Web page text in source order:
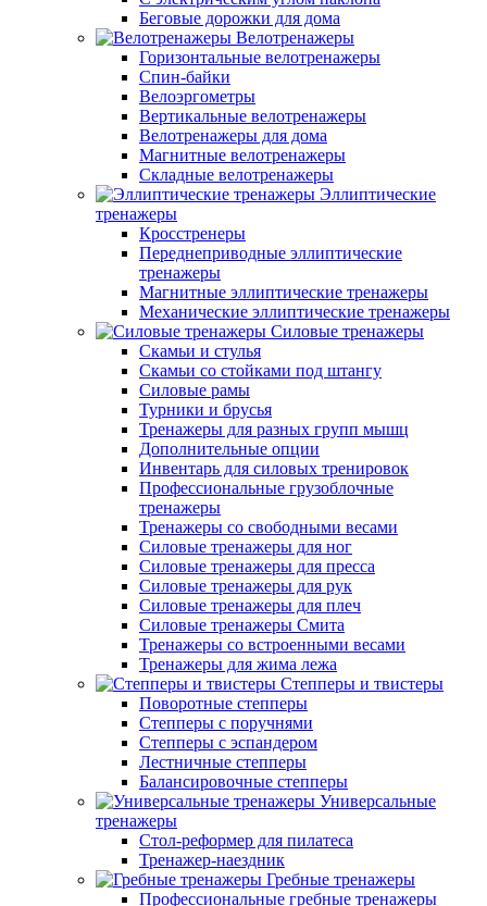
Беговые дорожки для дома
Велотренажеры
Горизонтальные велотренажеры
Спин-байки
Велоэргометры
Вертикальные велотренажеры
Велотренажеры для дома
Магнитные велотренажеры
Складные велотренажеры
Эллиптические
тренажеры
Кросстренеры
Переднеприводные эллиптические
тренажеры
Магнитные эллиптические тренажеры
Механические эллиптические тренажеры
Силовые тренажеры
Скамьи и стулья
Скамьи со стойками под штангу
Силовые рамы
Турники и брусья
Тренажеры для разных групп мышц
Дополнительные опции
Инвентарь для силовых тренировок
Профессиональные грузоблочные
тренажеры
Тренажеры со свободными весами
Силовые тренажеры для ног
Силовые тренажеры для пресса
Силовые тренажеры для рук
Силовые тренажеры для плеч
Силовые тренажеры Смита
Тренажеры со встроенными весами
Тренажеры для жима лежа
Степперы и твистеры
Поворотные степперы
Степперы с поручнями
Степперы с эспандером
Лестничные степперы
Балансировочные степперы
Универсальные
тренажеры
Стол-реформер для пилатеса
Тренажер-наездник
Гребные тренажеры
Профессиональные гребные тренажеры